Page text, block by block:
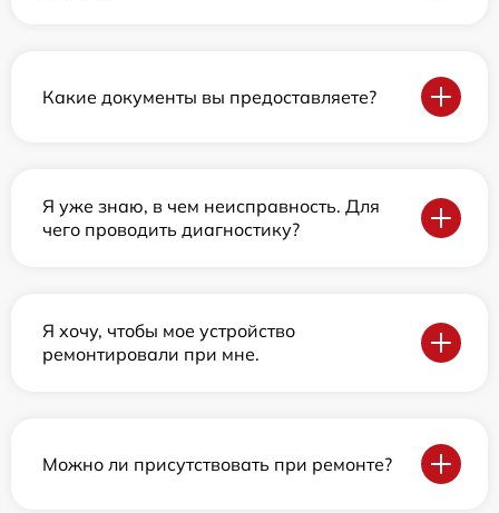
Какие документы вы предоставляете?
Я уже знаю, в чем неисправность. Для
чего проводить диагностику?
Я хочу, чтобы мое устройство
ремонтировали при мне.
Можно ли присутствовать при ремонте?